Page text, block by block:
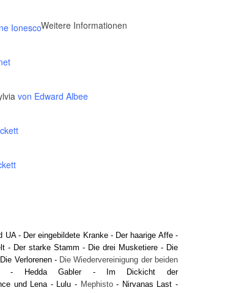
Ionesco
von Edward Albee
UA - Der eingebildete Kranke- Der haarige Affe-
- Der starke Stamm -Die drei Musketiere-Die
Verlorenen- Die Wiedervereinigung der beiden
- Hedda Gabler-
Im Dickicht der
und Lena- Lulu - Mephisto - Nirvanas Last -
Weitere Informationen